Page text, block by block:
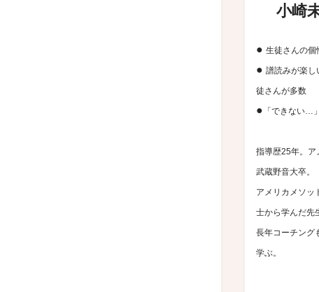
小崎
● 生徒さんの個
● 譜読みが楽し
徒さんが多数
● 「できない…
指導歴25年。ア
武蔵野音大卒。
アメリカメソッ
士から学んだ先
長年コーチング
学ぶ。